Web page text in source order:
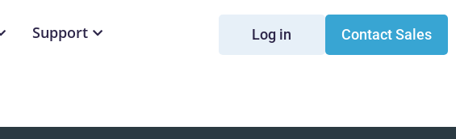
Support Log in Contact Sales